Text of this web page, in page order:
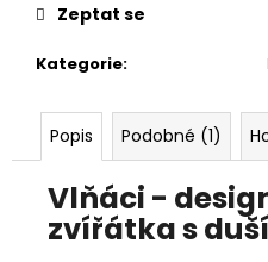
Kategorie:
Zeptat se
Popis Podobné (1)
Vlňáci -
zvířátka s duší